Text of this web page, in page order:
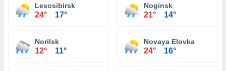
Lesosibirsk
24° 17°
Noginsk
21° 14°
Norilsk
12° 11°
Novaya Elovka
24° 16°